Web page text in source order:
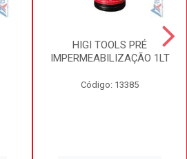
HIGI TOOLS PRÉ
IMPERMEABILIZAÇÃO 1LT
Código: 13385